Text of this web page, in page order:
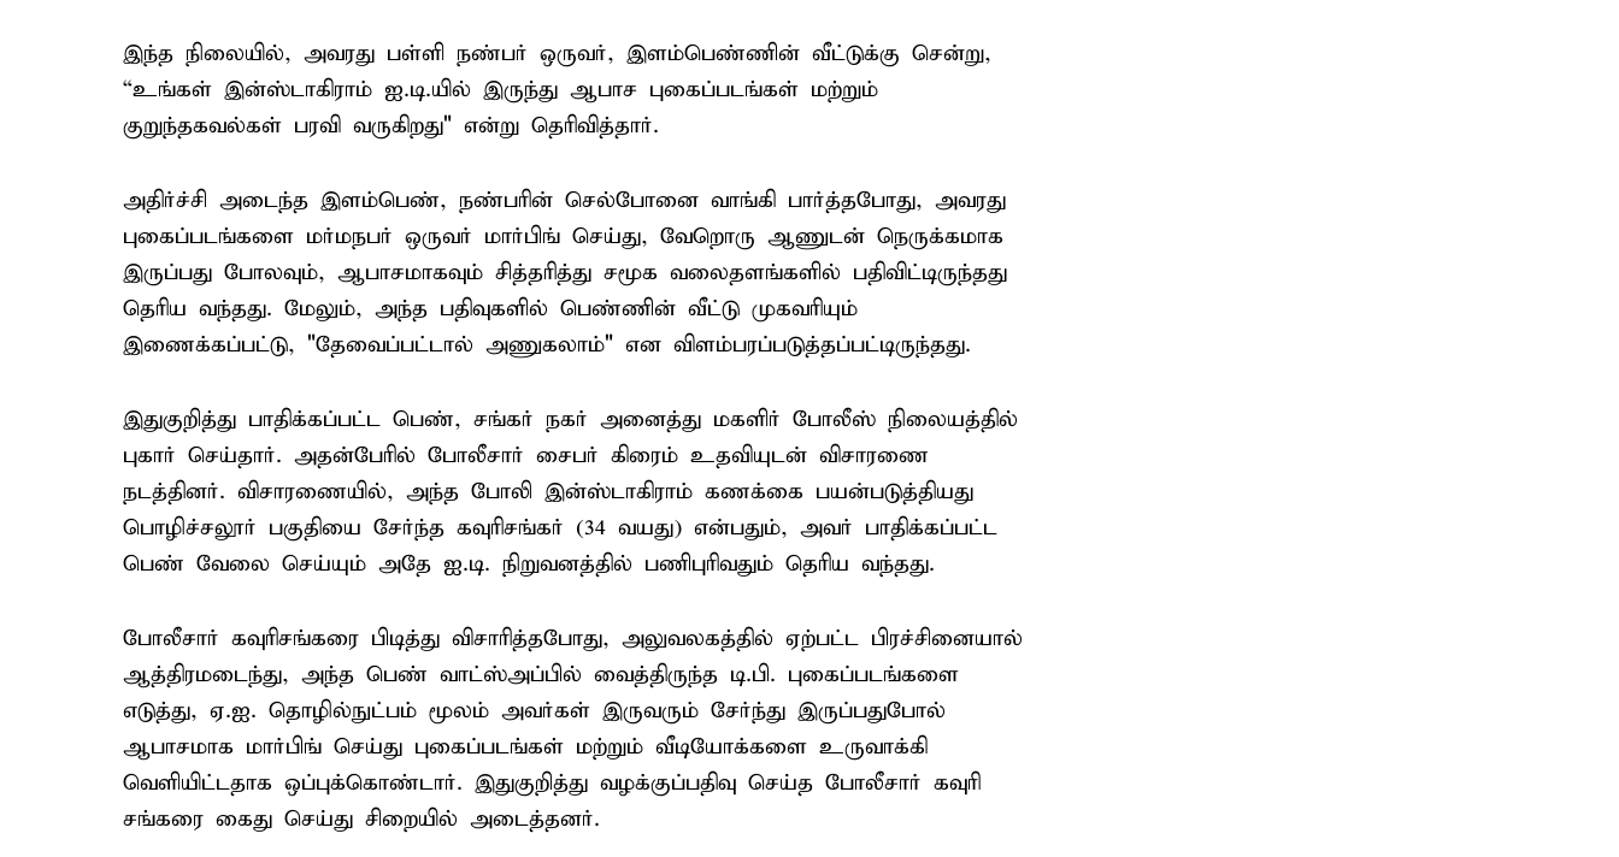
இந்த நிலையில், அவரது பள்ளி நண்பர் ஒருவர், இளம்பெண்ணின் வீட்டுக்கு சென்று,
“உங்கள் இன்ஸ்டாகிராம் ஐ.டி.யில் இருந்து ஆபாச புகைப்படங்கள் மற்றும்
குறுந்தகவல்கள் பரவி வருகிறது" என்று தெரிவித்தார்.
அதிர்ச்சி அடைந்த இளம்பெண், நண்பரின் செல்போனை வாங்கி பார்த்தபோது, அவரது
புகைப்படங்களை மர்மநபர் ஒருவர் மார்பிங் செய்து, வேறொரு ஆணுடன் நெருக்கமாக
இருப்பது போலவும், ஆபாசமாகவும் சித்தரித்து சமூக வலைதளங்களில் பதிவிட்டிருந்தது
தெரிய வந்தது. மேலும், அந்த பதிவுகளில் பெண்ணின் வீட்டு முகவரியும்
இணைக்கப்பட்டு, "தேவைப்பட்டால் அணுகலாம்" என விளம்பரப்படுத்தப்பட்டிருந்தது.
இதுகுறித்து பாதிக்கப்பட்ட பெண், சங்கர் நகர் அனைத்து மகளிர் போலீஸ் நிலையத்தில்
புகார் செய்தார். அதன்பேரில் போலீசார் சைபர் கிரைம் உதவியுடன் விசாரணை
நடத்தினர். விசாரணையில், அந்த போலி இன்ஸ்டாகிராம் கணக்கை பயன்படுத்தியது
பொழிச்சலூர் பகுதியை சேர்ந்த கவுரிசங்கர் (34 வயது) என்பதும், அவர் பாதிக்கப்பட்ட
பெண் வேலை செய்யும் அதே ஐ.டி. நிறுவனத்தில் பணிபுரிவதும் தெரிய வந்தது.
போலீசார் கவுரிசங்கரை பிடித்து விசாரித்தபோது, அலுவலகத்தில் ஏற்பட்ட பிரச்சினையால்
ஆத்திரமடைந்து, அந்த பெண் வாட்ஸ்அப்பில் வைத்திருந்த டி.பி. புகைப்படங்களை
எடுத்து, ஏ.ஐ. தொழில்நுட்பம் மூலம் அவர்கள் இருவரும் சேர்ந்து இருப்பதுபோல்
ஆபாசமாக மார்பிங் செய்து புகைப்படங்கள் மற்றும் வீடியோக்களை உருவாக்கி
வெளியிட்டதாக ஒப்புக்கொண்டார். இதுகுறித்து வழக்குப்பதிவு செய்த போலீசார் கவுரி
சங்கரை கைது செய்து சிறையில் அடைத்தனர்.